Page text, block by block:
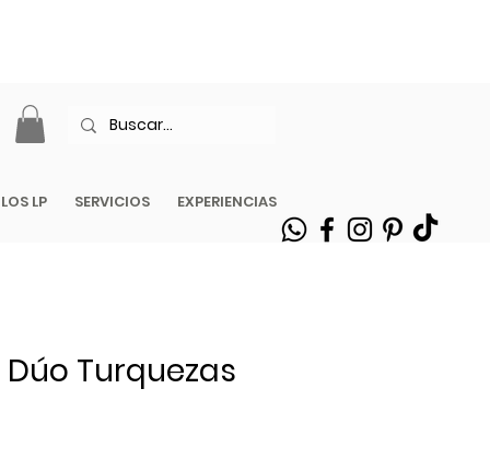
Turquezas
LP SERVICIOS EXPERIENCIAS